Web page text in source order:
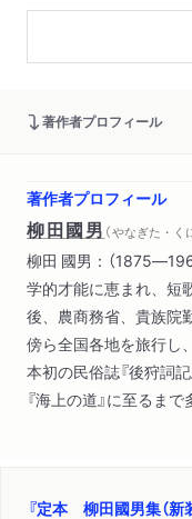
著作者プロフィール
著作者プロフィール
柳田國男 （ やなぎた・く
柳田 國男：（
学的才能に恵まれ、短
後、農商務省、貴族院
傍ら全国各地を旅行し
本初の民俗誌『後狩詞
『海上の道』に至るま
『定本 柳田國男集（